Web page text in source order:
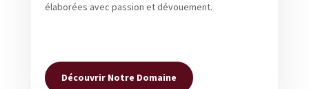
élaborées avec passion et dévouement.
Découvrir Notre Domaine